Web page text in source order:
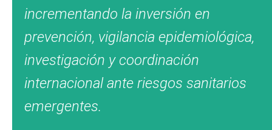
incrementando la inversión en
prevención, vigilancia epidemiológica,
investigación y coordinación
internacional ante riesgos sanitarios
emergentes.